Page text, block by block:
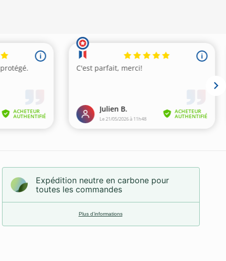
Expédition neutre en carbone pour
toutes les commandes
Plus d’informations